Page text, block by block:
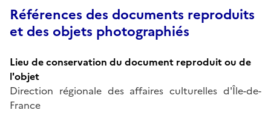
Références des documents reproduits
et des objets photographiés
Lieu de conservation du document reproduit ou de
l'objet
Direction régionale des affaires culturelles d'Île-de-
France